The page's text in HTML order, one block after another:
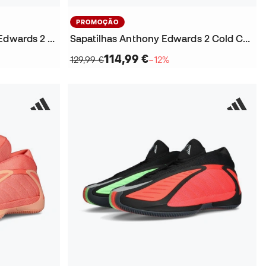
Sapatilhas adidas Anthony Edwards 2 EQT Green
PROMOÇÃO
Sapatilhas Anthony Edwards 2 Cold Cement
129,99 €114,99 €−12%